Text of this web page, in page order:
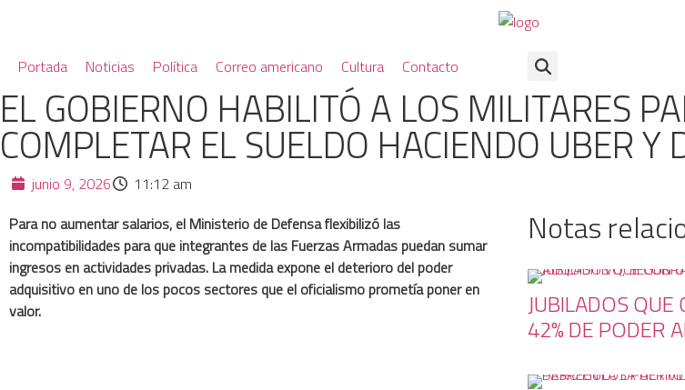
Portada Noticias Política Correo americano Cultura Contacto
EL GOBIERNO HABILITÓ A LOS MILITARES
COMPLETAR EL SUELDO HACIENDO UBER Y
junio 9, 2026
11:12 am
Para no aumentar salarios, el Ministerio de Defensa flexibilizó las
incompatibilidades para que integrantes de las Fuerzas Armadas puedan sumar
ingresos en actividades privadas. La medida expone el deterioro del poder
adquisitivo en uno de los pocos sectores que el oficialismo prometía poner en
valor.
Notas
JUBILADOS
42% DE PODER